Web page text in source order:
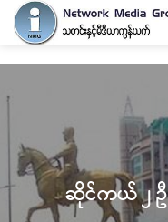
ဆိုင်ကယ် ၂ ဦ